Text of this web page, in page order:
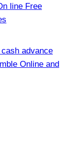
line Free
advance
Online and